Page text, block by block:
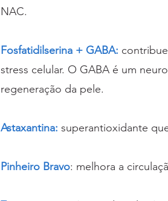
NAC.
Fosfatidilserina + GABA:
stress celular. O GABA é um
regeneração da pele.
Astaxantina: superantioxidante
Pinheiro Bravo: melhora a